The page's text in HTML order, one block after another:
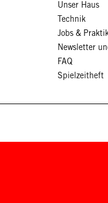
Unser Haus
Technik
Jobs &
Newsletter
FAQ
Spielzeitheft